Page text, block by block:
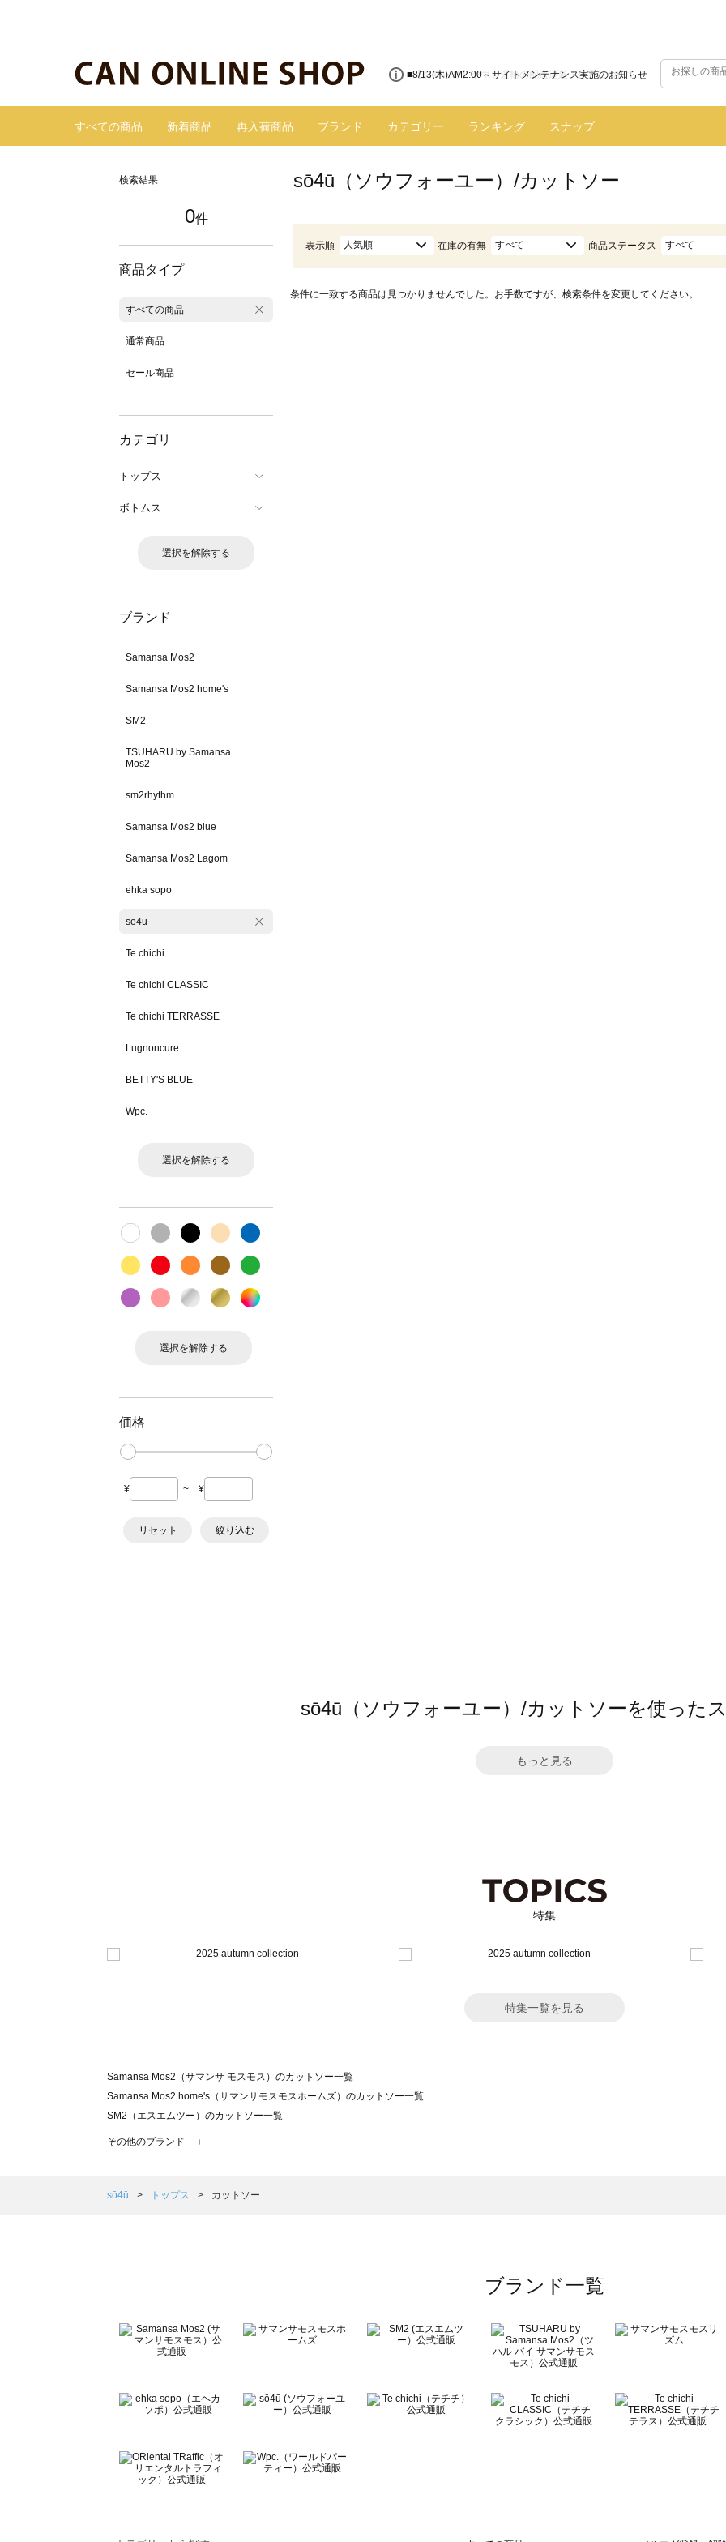
■8/13(木)AM2:00～サイトメンテナンス実施のお知らせ
すべての商品 新着商品 再入荷商品 ブランド カテゴリー ランキング スナップ
検索結果
0件
商品タイプ
すべての商品
通常商品
セール商品
カテゴリ
トップス
ボトムス
選択を解除する
ブランド
Samansa Mos2
Samansa Mos2 home's
SM2
TSUHARU by Samansa
Mos2
sm2rhythm
Samansa Mos2 blue
Samansa Mos2 Lagom
ehka sopo
sō4ū
Te chichi
Te chichi CLASSIC
Te chichi TERRASSE
Lugnoncure
BETTY'S BLUE
Wpc.
選択を解除する
選択を解除する
価格
¥ ~ ¥
リセット 絞り込む
sō4ū（ソウフォーユー）/カットソー
表示順 人気順 在庫の有無 すべて 商品ステータス すべて
条件に一致する商品は見つかりませんでした。お手数ですが、検索条件を変更してください。
sō4ū（ソウフォーユー）/カットソーを使った
もっと見る
特集
特集一覧を見る
Samansa Mos2（サマンサ モスモス）のカットソー一覧
Samansa Mos2 home's（サマンサモスモスホームズ）のカットソー一覧
SM2（エスエムツー）のカットソー一覧
TSUHARU by Samansa Mos2（ツハルバイサマンサモスモス）のカットソー一覧
Samansa Mos2 Lagom（サマンサモスモス ラーゴム）のカットソー一覧
BETTY'S BLUE（べティーズブルー）のカットソー一覧
Wpc.（ワールドパーティー）のカットソー一覧
その他のブランド ＋
sō4ū トップス カットソー
ブランド一覧